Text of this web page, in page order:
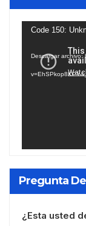
Reproductor
vídeo
Code 150:
Descargar archivo:
Pregunta
¿Esta usted